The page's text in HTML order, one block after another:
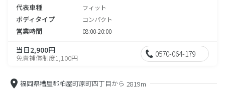
代表車種 フィット
ボディタイプ コンパクト
営業時間 08:00-20:00
当日2,900円
免責補償制度1,100円 0570-064-179
福岡県糟屋郡粕屋町原町四丁目から 2819m